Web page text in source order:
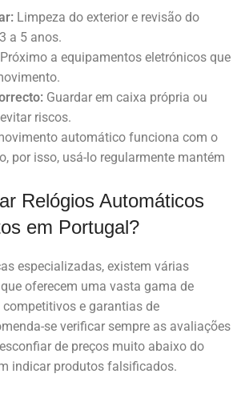
Limpeza do exterior e revisão do
a 5 anos.
Próximo a equipamentos eletrónicos que
Guardar em caixa própria ou
riscos.
automático funciona com o
por isso, usá-lo regularmente mantém
Relógios Automáticos
em Portugal?
especializadas, existem várias
oferecem uma vasta gama de
e garantias de
se verificar sempre as avaliações
de preços muito abaixo do
indicar produtos falsificados.